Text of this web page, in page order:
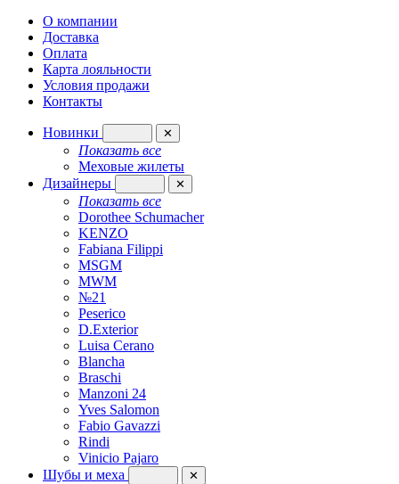
О компании
Доставка
Оплата
Карта лояльности
Условия продажи
Контакты
Новинки ✕
Показать все
Меховые жилеты
Дизайнеры
✕
Показать все
Dorothee Schumacher
KENZO
Fabiana Filippi
MSGM
MWM
№21
Peserico
D.Exterior
Luisa Cerano
Blancha
Braschi
Manzoni 24
Yves Salomon
Fabio Gavazzi
Rindi
Vinicio Pajaro
Шубы и меха
✕